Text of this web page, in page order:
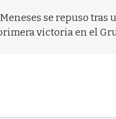
se repuso
victoria en el